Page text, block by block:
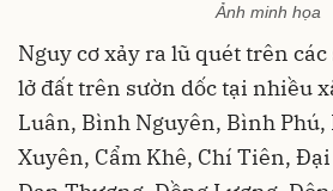
Ảnh minh họa
Nguy cơ xảy ra lũ quét trên
lở đất trên sườn dốc tại nhiều
Luân, Bình Nguyên, Bình
Xuyên, Cẩm Khê, Chí Tiên,